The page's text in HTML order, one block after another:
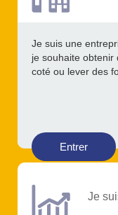
Je suis une
je souhaite obtenir
coté ou lever des
Entrer
Je